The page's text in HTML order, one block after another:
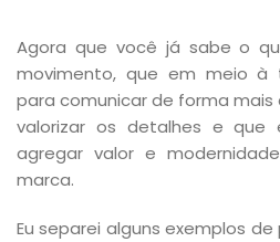
Agora que você já sabe o
movimento, que em meio à
para comunicar de forma
valorizar os detalhes e que
agregar valor e
marca.
Eu separei alguns exemplos